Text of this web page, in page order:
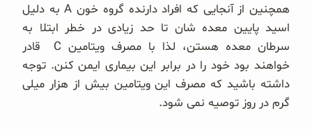
همچنین از آنجایی که افراد دارنده گروه خون A به دلیل
اسید پایین معده شان تا حد زیادی در خطر ابتلا به
سرطان معده هستن، لذا با مصرف ویتامین C قادر
خواهند بود خود را در برابر این بیماری ایمن کنن. توجه
داشته باشید که مصرف این ویتامین بیش از هزار میلی
گرم در روز توصیه نمی شود.